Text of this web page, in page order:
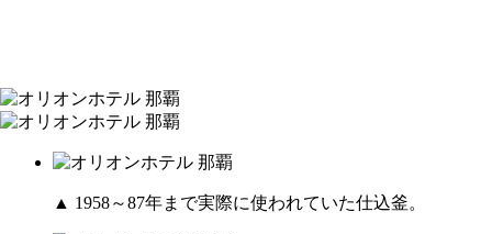
▲ 1958～87年まで実際に使われていた仕込釜。